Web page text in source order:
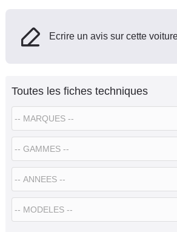
Ecrire un avis sur cette
Toutes les fiches techniques